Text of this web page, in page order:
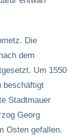
Die
dem
Um 1550
beschäftigt
Stadtmauer
Georg
Osten gefallen.